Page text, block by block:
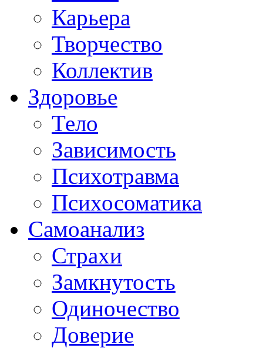
Карьера
Творчество
Коллектив
Здоровье
Тело
Зависимость
Психотравма
Психосоматика
Самоанализ
Страхи
Замкнутость
Одиночество
Доверие